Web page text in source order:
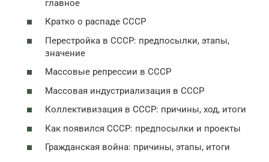
главное
Кратко о распаде СССР
Перестройка в СССР: предпосылки, этапы,
значение
Массовые репрессии в СССР
Массовая индустриализация в СССР
Коллективизация в СССР: причины, ход, итоги
Как появился СССР: предпосылки и проекты
Гражданская война: причины, этапы, итоги